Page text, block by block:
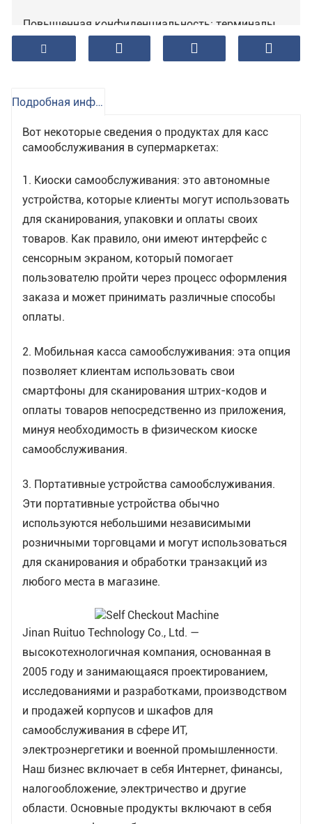
Повышенная конфиденциальность: терминалы
самообслуживания позволяют клиентам
сканировать свои собственные товары, что
необходимости показывать товары кассиру.
Повышение качества обслуживания клиентов:
многие покупатели предпочитают простоту и
удобство самообслуживания, что может
улучшить их общее впечатление от покупок.
самообслуживанием супермаркеты могут
сократить свои потребности в персонале,
поскольку требуется меньше сотрудников для
Подробная информация о продукте
Вот некоторые сведения о продуктах для касс
самообслуживания в супермаркетах:
1. Киоски самообслуживания: это автономные
устройства, которые клиенты могут использовать
для сканирования, упаковки и оплаты своих
товаров. Как правило, они имеют интерфейс с
сенсорным экраном, который помогает
пользователю пройти через процесс оформления
заказа и может принимать различные способы
оплаты.
2. Мобильная касса самообслуживания: эта опция
позволяет клиентам использовать свои
смартфоны для сканирования штрих-кодов и
оплаты товаров непосредственно из приложения,
минуя необходимость в физическом киоске
самообслуживания.
3. Портативные устройства самообслуживания.
Эти портативные устройства обычно
используются небольшими независимыми
розничными торговцами и могут использоваться
для сканирования и обработки транзакций из
любого места в магазине.
Jinan Ruituo Technology Co., Ltd. —
высокотехнологичная компания, основанная в
2005 году и занимающаяся проектированием,
исследованиями и разработками, производством
и продажей корпусов и шкафов для
самообслуживания в сфере ИТ,
электроэнергетики и военной промышленности.
Наш бизнес включает в себя Интернет, финансы,
налогообложение, электричество и другие
области. Основные продукты включают в себя